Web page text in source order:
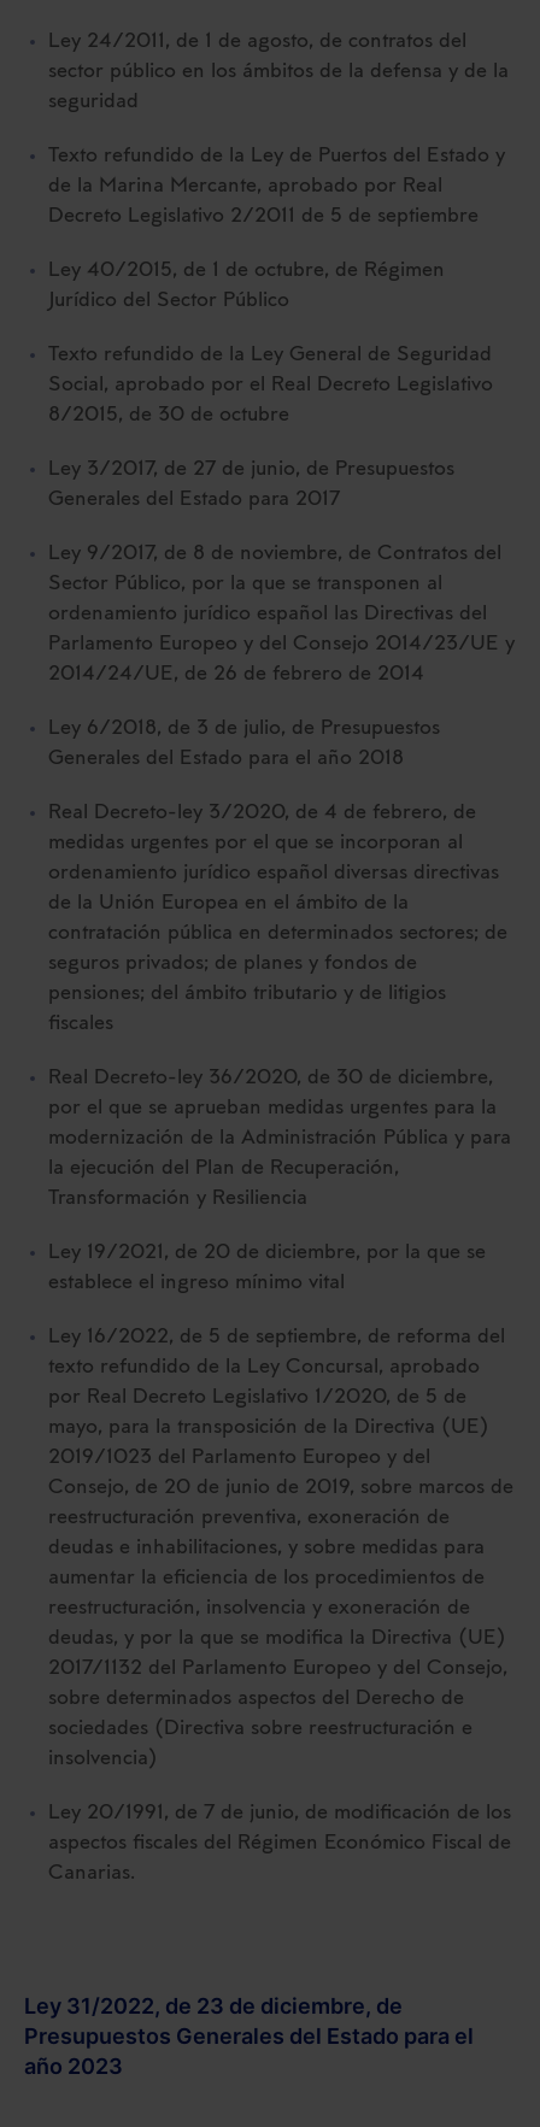
Saber más acerca de las cookies
Ley 24/2011, de 1 de agosto, de contratos del
sector público en los ámbitos de la defensa y de la
seguridad
Texto refundido de la Ley de Puertos del Estado y
de la Marina Mercante, aprobado por Real
Decreto Legislativo 2/2011 de 5 de septiembre
Ley 40/2015, de 1 de octubre, de Régimen
Jurídico del Sector Público
Texto refundido de la Ley General de Seguridad
Social, aprobado por el Real Decreto Legislativo
8/2015, de 30 de octubre
Ley 3/2017, de 27 de junio, de Presupuestos
Generales del Estado para 2017
Ley 9/2017, de 8 de noviembre, de Contratos del
Sector Público, por la que se transponen al
ordenamiento jurídico español las Directivas del
Parlamento Europeo y del Consejo 2014/23/UE y
2014/24/UE, de 26 de febrero de 2014
Ley 6/2018, de 3 de julio, de Presupuestos
Generales del Estado para el año 2018
Real Decreto-ley 3/2020, de 4 de febrero, de
medidas urgentes por el que se incorporan al
ordenamiento jurídico español diversas directivas
de la Unión Europea en el ámbito de la
contratación pública en determinados sectores; de
seguros privados; de planes y fondos de
pensiones; del ámbito tributario y de litigios
fiscales
Real Decreto-ley 36/2020, de 30 de diciembre,
por el que se aprueban medidas urgentes para la
modernización de la Administración Pública y para
la ejecución del Plan de Recuperación,
Transformación y Resiliencia
Ley 19/2021, de 20 de diciembre, por la que se
establece el ingreso mínimo vital
Ley 16/2022, de 5 de septiembre, de reforma del
texto refundido de la Ley Concursal, aprobado
por Real Decreto Legislativo 1/2020, de 5 de
mayo, para la transposición de la Directiva (UE)
2019/1023 del Parlamento Europeo y del
Consejo, de 20 de junio de 2019, sobre marcos de
reestructuración preventiva, exoneración de
deudas e inhabilitaciones, y sobre medidas para
aumentar la eficiencia de los procedimientos de
reestructuración, insolvencia y exoneración de
deudas, y por la que se modifica la Directiva (UE)
2017/1132 del Parlamento Europeo y del Consejo,
sobre determinados aspectos del Derecho de
sociedades (Directiva sobre reestructuración e
insolvencia)
Ley 20/1991, de 7 de junio, de modificación de los
aspectos fiscales del Régimen Económico Fiscal de
Canarias.
Ley 31/2022, de 23 de diciembre, de
Presupuestos Generales del Estado para el
año 2023